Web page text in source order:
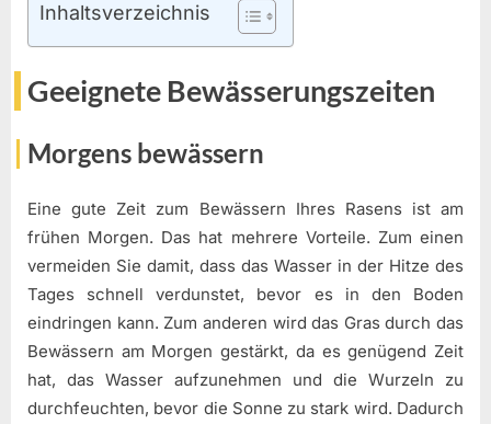
Inhaltsverzeichnis
Geeignete Bewässerungszeiten
Morgens bewässern
Eine gute Zeit zum Bewässern Ihres Rasens ist am
frühen Morgen. Das hat mehrere Vorteile. Zum einen
vermeiden Sie damit, dass das Wasser in der Hitze des
Tages schnell verdunstet, bevor es in den Boden
eindringen kann. Zum anderen wird das Gras durch das
Bewässern am Morgen gestärkt, da es genügend Zeit
hat, das Wasser aufzunehmen und die Wurzeln zu
durchfeuchten, bevor die Sonne zu stark wird. Dadurch